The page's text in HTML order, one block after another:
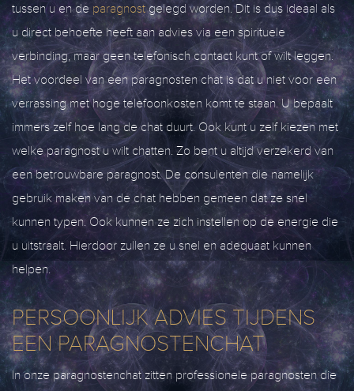
tussen u en de paragnostgelegd worden. Dit is dus ideaal als
u direct behoefte heeft aan advies via een spirituele
verbinding, maar geen telefonisch contact kunt of wilt leggen.
Het voordeel van een paragnosten chat is dat u niet voor een
verrassing met hoge telefoonkosten komt te staan. U bepaalt
immers zelf hoe lang de chat duurt. Ook kunt u zelf kiezen met
welke paragnost u wilt chatten. Zo bent u altijd verzekerd van
een betrouwbare paragnost. De consulenten die namelijk
gebruik maken van de chat hebben gemeen dat ze snel
kunnen typen. Ook kunnen ze zich instellen op de energie die
u uitstraalt. Hierdoor zullen ze u snel en adequaat kunnen
helpen.
PERSOONLIJK ADVIES TIJDENS
EEN PARAGNOSTENCHAT
In onze paragnostenchat zitten professionele paragnosten die